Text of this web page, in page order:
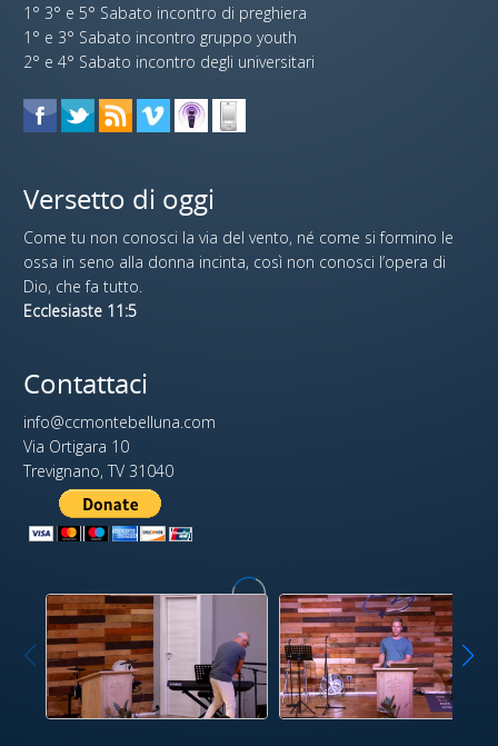
1° 3° e 5° Sabato incontro di preghiera
1° e 3° Sabato incontro gruppo youth
2° e 4° Sabato incontro degli universitari
Versetto di oggi
Come tu non conosci la via del vento, né come si formino le
ossa in seno alla donna incinta, così non conosci l’opera di
Dio, che fa tutto.
Ecclesiaste 11:5
Contattaci
info@ccmontebelluna.com
Via Ortigara 10
Trevignano, TV 31040